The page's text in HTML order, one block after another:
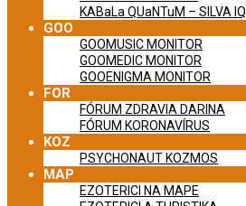
KABaLa QUaNTuM – SILVA IQ
GOO
GOOMUSIC MONITOR
GOOMEDIC MONITOR
GOOENIGMA MONITOR
FOR
FÓRUM ZDRAVIA DARINA
FÓRUM KORONAVÍRUS
KOZ
PSYCHONAUT KOZMOS
MAP
EZOTERICI NA MAPE